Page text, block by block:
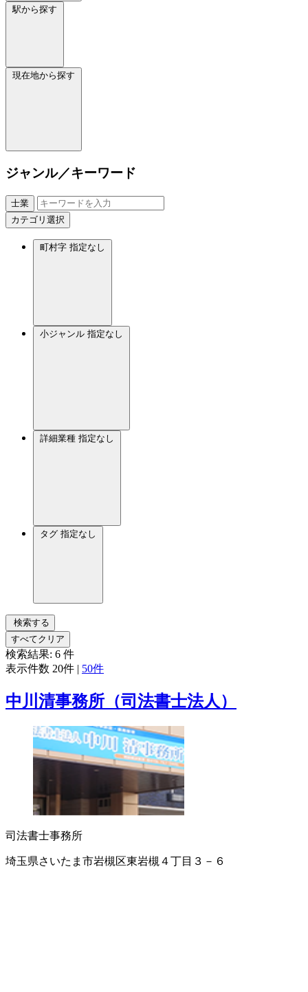
駅から探す
現在地から探す
ジャンル／キーワード
士業
カテゴリ選択
町村字 指定なし
小ジャンル 指定なし
詳細業種 指定なし
タグ 指定なし
検索する
すべてクリア
検索結果: 6 件
表示件数 20件 | 50件
中川清事務所（司法書士法人）
司法書士事務所
埼玉県さいたま市岩槻区東岩槻４丁目３－６